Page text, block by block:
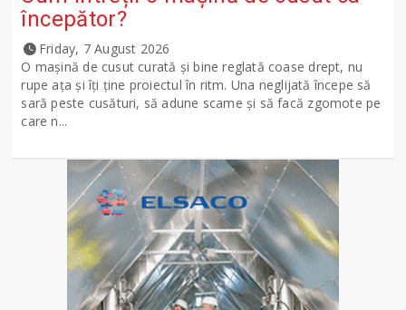
începător?
Friday, 7 August 2026
O mașină de cusut curată și bine reglată coase drept, nu
rupe ața și îți ține proiectul în ritm. Una neglijată începe să
sară peste cusături, să adune scame și să facă zgomote pe
care n...